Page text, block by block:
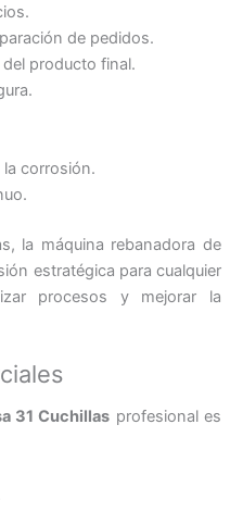
de pedidos.
producto final.
la corrosión.
la máquina rebanadora de
estratégica para cualquier
procesos y mejorar la
31 Cuchillas profesional es